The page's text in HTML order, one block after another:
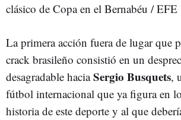
clásico de Copa en el Bernabéu / EFE
La primera acción fuera de lugar que
crack brasileño consistió en un
desagradable haciaSergio Busquets,
fútbol internacional que ya figura en
historia de este deporte y al que